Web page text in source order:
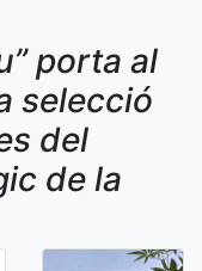
porta al
selecció
del
de la